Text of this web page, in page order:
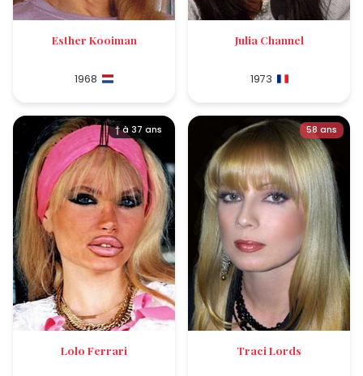
Esther Kooiman
1968
Julia Channel
1973
† à 37 ans
Lolo Ferrari
58 ans
Traci Lords